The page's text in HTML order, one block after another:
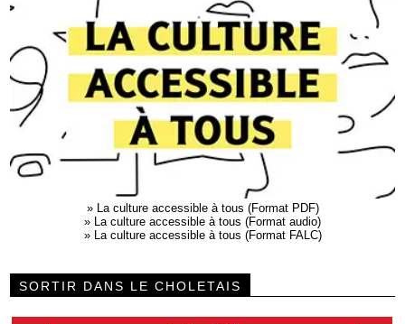
»
La culture accessible à tous (Format PDF)
»
La culture accessible à tous (Format audio)
»
La culture accessible à tous (Format FALC)
SORTIR DANS LE CHOLETAIS